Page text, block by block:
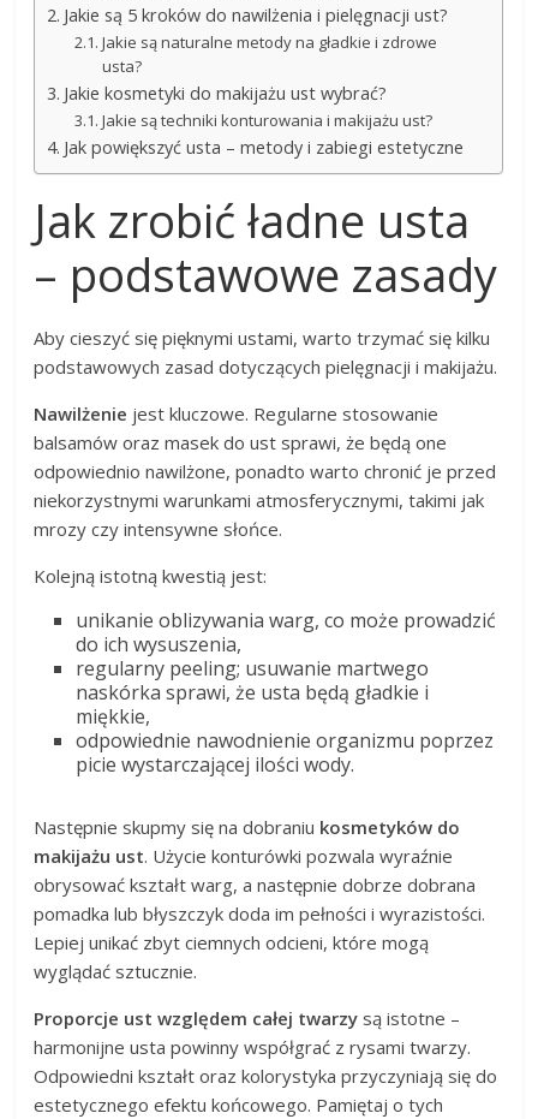
Jakie są 5 kroków do nawilżenia i pielęgnacji ust?
Jakie są naturalne metody na gładkie i zdrowe
usta?
Jakie kosmetyki do makijażu ust wybrać?
Jakie są techniki konturowania i makijażu ust?
Jak powiększyć usta – metody i zabiegi estetyczne
Jak zrobić ładne usta
– podstawowe zasady
Aby cieszyć się pięknymi ustami, warto trzymać się kilku
podstawowych zasad dotyczących pielęgnacji i makijażu.
Nawilżenie jest kluczowe. Regularne stosowanie
balsamów oraz masek do ust sprawi, że będą one
odpowiednio nawilżone, ponadto warto chronić je przed
niekorzystnymi warunkami atmosferycznymi, takimi jak
mrozy czy intensywne słońce.
Kolejną istotną kwestią jest:
unikanie oblizywania warg, co może prowadzić
do ich wysuszenia,
regularny peeling; usuwanie martwego
naskórka sprawi, że usta będą gładkie i
miękkie,
odpowiednie nawodnienie organizmu poprzez
picie wystarczającej ilości wody.
Następnie skupmy się na dobraniu kosmetyków do
makijażu ust. Użycie konturówki pozwala wyraźnie
obrysować kształt warg, a następnie dobrze dobrana
pomadka lub błyszczyk doda im pełności i wyrazistości.
Lepiej unikać zbyt ciemnych odcieni, które mogą
wyglądać sztucznie.
Proporcje ust względem całej twarzy są istotne –
harmonijne usta powinny współgrać z rysami twarzy.
Odpowiedni kształt oraz kolorystyka przyczyniają się do
estetycznego efektu końcowego. Pamiętaj o tych